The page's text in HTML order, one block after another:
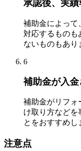
承認後、実
補助金によって
対応するものも
ないものもあり
6
補助金が入金
補助金がリフォ
け取り方などを
とをおすすめし
注意点